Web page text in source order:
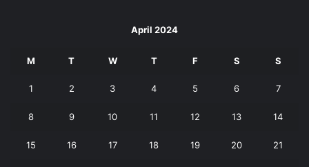
April 2024
M T W T F S S
1 2 3 4 5 6 7
8 9 10 11 12 13 14
15 16 17 18 19 20 21